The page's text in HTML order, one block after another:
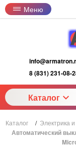
Меню
8 (831) 231-08-
Каталог
Каталог / Электрика
Автоматический